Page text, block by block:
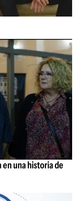
en una historia de